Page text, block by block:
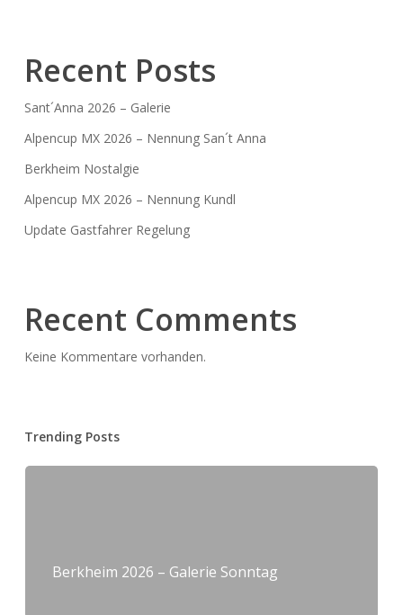
Recent Posts
Sant´Anna 2026 – Galerie
Alpencup MX 2026 – Nennung San´t Anna
Berkheim Nostalgie
Alpencup MX 2026 – Nennung Kundl
Update Gastfahrer Regelung
Recent Comments
Keine Kommentare vorhanden.
Trending Posts
Berkheim 2026 – Galerie Sonntag